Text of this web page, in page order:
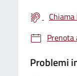
Problemi